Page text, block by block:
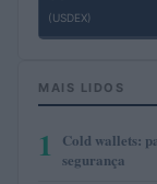
(USDEX)
MAIS LIDOS
1
Cold wallets:
segurança